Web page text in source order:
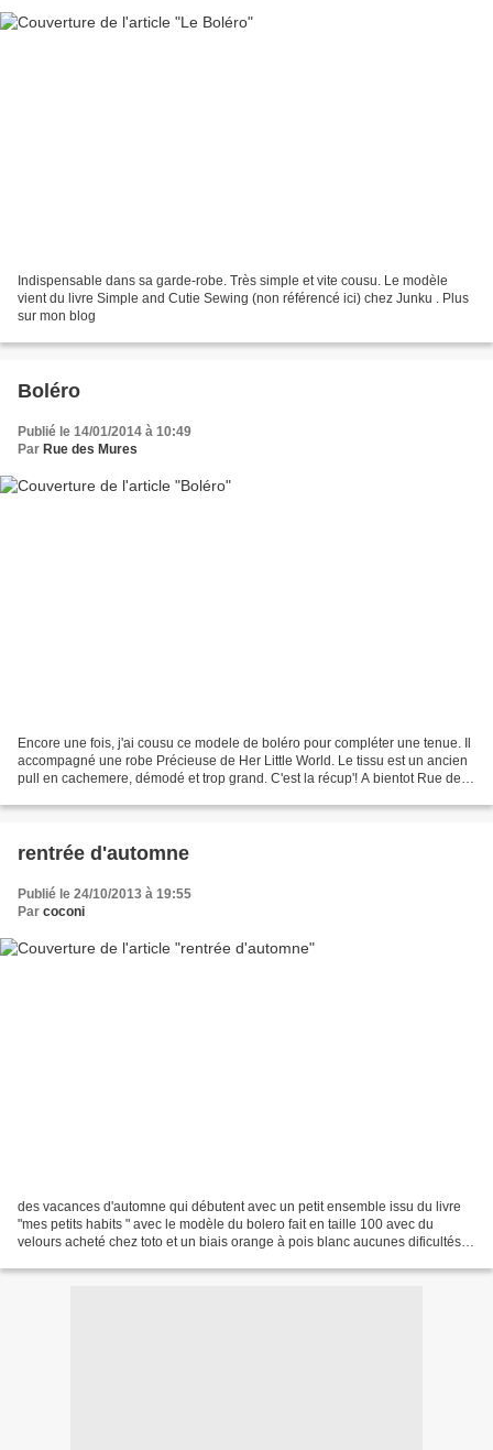
Indispensable dans sa garde-robe. Très simple et vite cousu. Le modèle
vient du livre Simple and Cutie Sewing (non référencé ici) chez Junku . Plus
sur mon blog
Boléro
Publié le 14/01/2014 à 10:49
Par Rue des Mures
Encore une fois, j'ai cousu ce modele de boléro pour compléter une tenue. Il
accompagné une robe Précieuse de Her Little World. Le tissu est un ancien
pull en cachemere, démodé et trop grand. C'est la récup'! A bientot Rue des
rentrée d'automne
Publié le 24/10/2013 à 19:55
Par coconi
des vacances d'automne qui débutent avec un petit ensemble issu du livre
"mes petits habits " avec le modèle du bolero fait en taille 100 avec du
velours acheté chez toto et un biais orange à pois blanc aucunes dificultés